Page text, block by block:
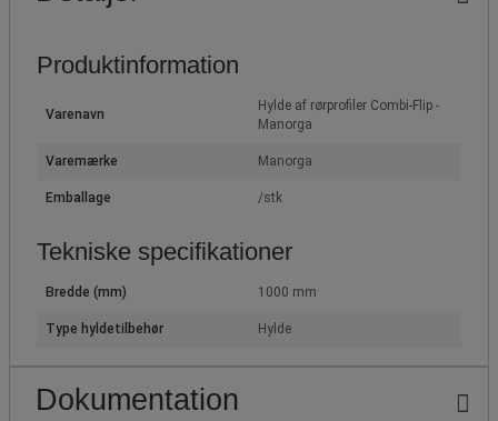
Produktinformation
Varenavn
Hylde af rørprofiler Combi-Flip -
Manorga
Varemærke Manorga
Emballage /stk
Tekniske specifikationer
Bredde (mm) 1000 mm
Type hyldetilbehør Hylde
Dokumentation